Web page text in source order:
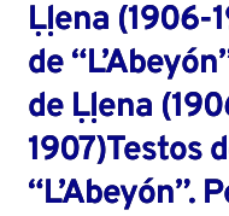
Ḷḷena (1906-
de
de Ḷḷena
1907)Testos
“L’Abeyón”.